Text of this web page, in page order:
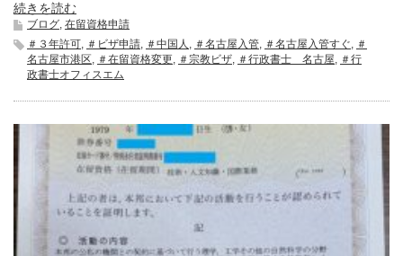
続きを読む
ブログ, 在留資格申請
＃３年許可, ＃ビザ申請, ＃中国人 , ＃名古屋入管, ＃名古屋入管すぐ, ＃
名古屋市港区, ＃在留資格変更, ＃宗教ビザ, ＃行政書士 名古屋, ＃行
政書士オフィスエム